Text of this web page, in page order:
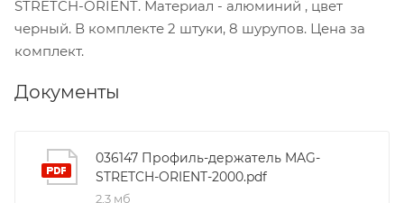
STRETCH-ORIENT. Материал - алюминий , цвет
черный. В комплекте 2 штуки, 8 шурупов. Цена за
комплект.
Документы
036147 Профиль-держатель MAG-
STRETCH-ORIENT-2000.pdf
2,3 мб